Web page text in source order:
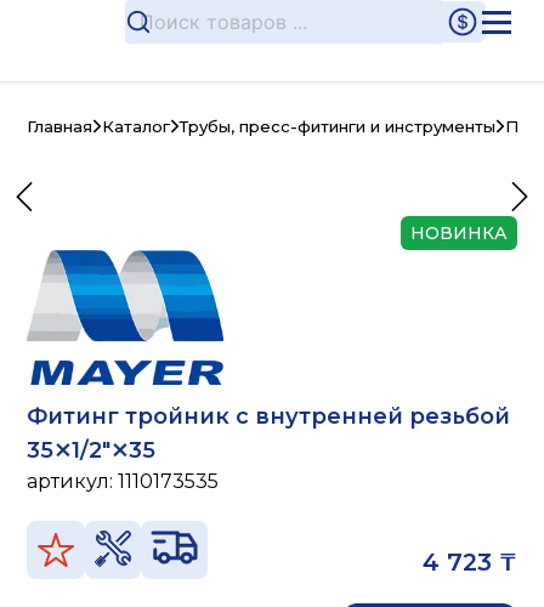
Главная Каталог Трубы, пресс-фитинги и инструменты
НОВИНКА
Фитинг тройник с внутренней резьбой
35⨯1/2"⨯35
артикул:1110173535
4 723 ₸